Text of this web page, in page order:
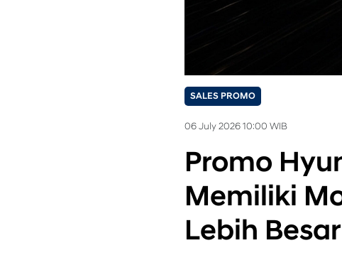
SALES PROMO
06 July 2026 10:00 WIB
Promo
Memiliki
Lebih Besar